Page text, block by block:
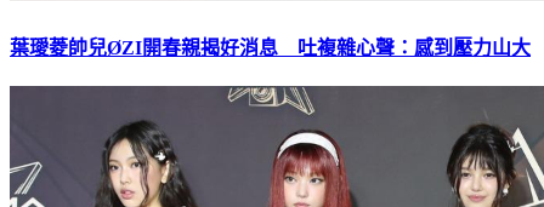
葉璦菱帥兒ØZI開春親揭好消息 吐複雜心聲：感到壓力山大